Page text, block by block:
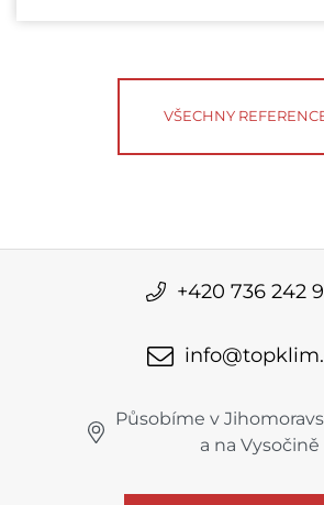
VŠECHNY
+420 736 242
Působíme v
a na Vysočině